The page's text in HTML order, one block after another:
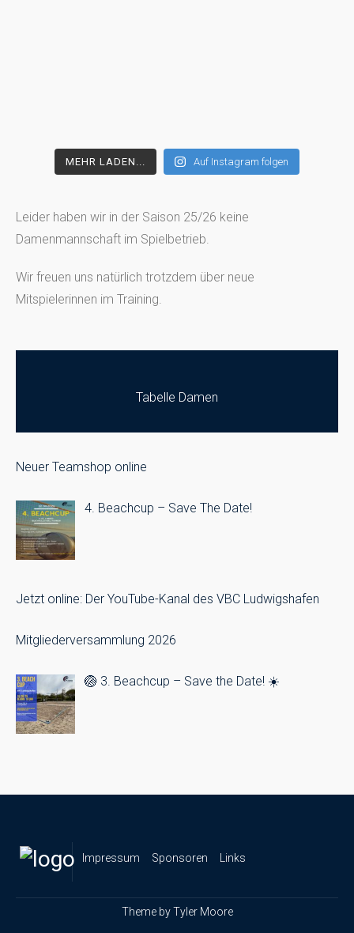
MEHR LADEN... Auf Instagram folgen
Leider haben wir in der Saison 25/26 keine
Damenmannschaft im Spielbetrieb.
Wir freuen uns natürlich trotzdem über neue
Mitspielerinnen im Training.
Tabelle Damen
Neuer Teamshop online
4. Beachcup – Save The Date!
Jetzt online: Der YouTube-Kanal des VBC Ludwigshafen
Mitgliederversammlung 2026
🏐 3. Beachcup – Save the Date! ☀️
Impressum Sponsoren Links
Theme byTyler Moore